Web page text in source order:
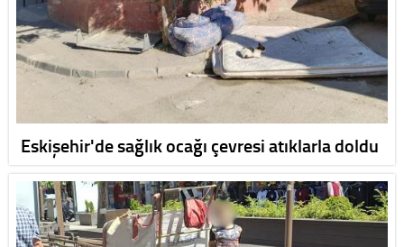
Eskişehir'de sağlık ocağı çevresi atıklarla doldu